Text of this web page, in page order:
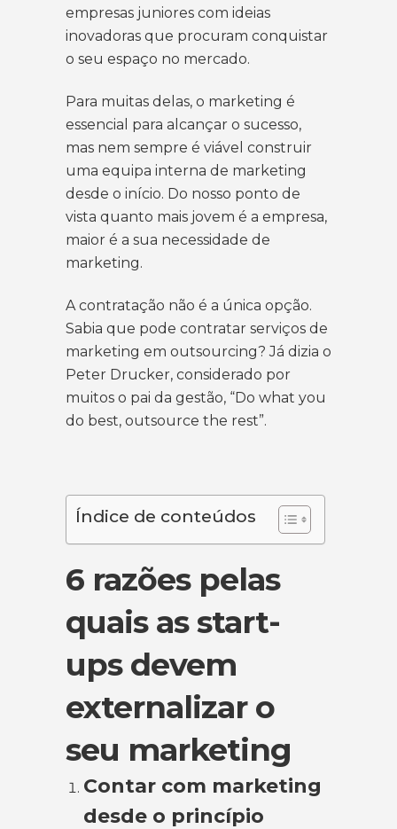
empresas juniores com ideias
inovadoras que procuram conquistar
o seu espaço no mercado.
Para muitas delas, o marketing é
essencial para alcançar o sucesso,
mas nem sempre é viável construir
uma equipa interna de marketing
desde o início. Do nosso ponto de
vista quanto mais jovem é a empresa,
maior é a sua necessidade de
marketing.
A contratação não é a única opção.
Sabia que pode contratar serviços de
marketing em outsourcing? Já dizia o
Peter Drucker, considerado por
muitos o pai da gestão, “Do what you
do best, outsource the rest”.
Índice de conteúdos
6 razões pelas
quais as start-
ups devem
externalizar o
seu marketing
Contar com marketing
desde o princípio